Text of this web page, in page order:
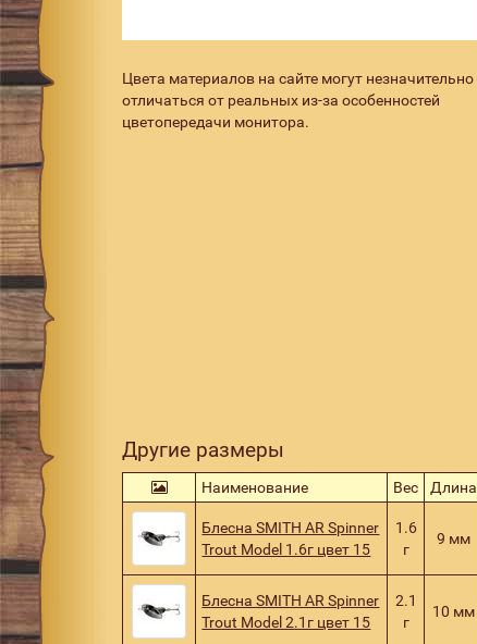
Цвета материалов на сайте могут незначительно
отличаться от реальных из-за особенностей
цветопередачи монитора.
Другие размеры
Наименование Вес Длина
Блесна SMITH AR Spinner
Trout Model 1.6г цвет 15
1.6
г
9 мм
Блесна SMITH AR Spinner
Trout Model 2.1г цвет 15
2.1
г
10 мм